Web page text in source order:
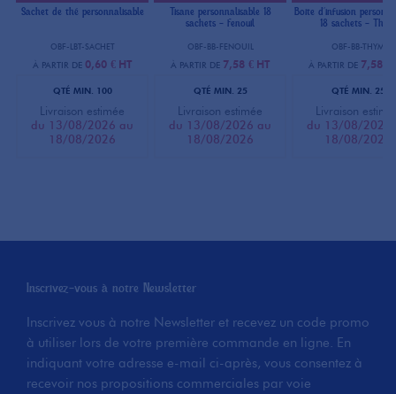
Sachet de thé personnalisable
OBF-LBT-SACHET
À PARTIR DE 0,60 € HT
QTÉ MIN. 100
Livraison estimée
du 13/08/2026 au
18/08/2026
Tisane personnalisable 18
sachets - Fenouil
OBF-BB-FENOUIL
À PARTIR DE 7,58 € HT
QTÉ MIN. 25
Livraison estimée
du 13/08/2026 au
18/08/2026
Boite d'infusion
18 sachets - Thym
OBF-BB-THYM
À PARTIR DE 7,58 €
QTÉ MIN. 25
Livraison
du 13/08/2026
18/08/2026
Inscrivez-vous à notre Newsletter
Inscrivez vous à notre Newsletter et recevez un code promo
à utiliser lors de votre première commande en ligne. En
indiquant votre adresse e-mail ci-après, vous consentez à
recevoir nos propositions commerciales par voie